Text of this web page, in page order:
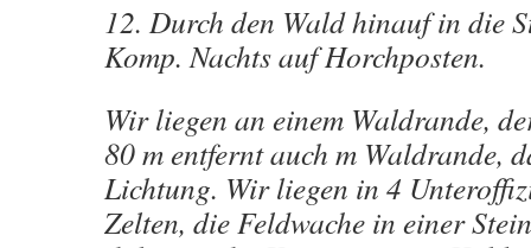
12. Durch den Wald hinauf in die
Komp. Nachts auf Horchposten.
Wir liegen an einem Waldrande,
80 m entfernt auch m Waldrande,
Lichtung. Wir liegen in 4
Zelten, die Feldwache in einer